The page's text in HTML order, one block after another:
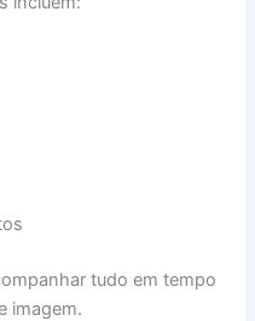
tudo em tempo
imagem.